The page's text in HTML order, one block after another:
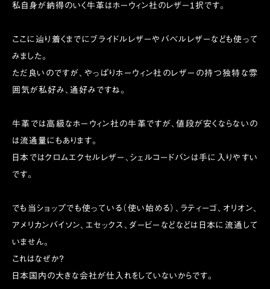
私自身が納得のいく牛革はホーウィン社のレザー1択です。
ここに辿り着くまでにブライドルレザーやバベルレザーなども使って
みました。
ただ良いのですが、やっぱりホーウィン社のレザーの持つ独特な雰
囲気が私好み、通好みですね。
牛革では高級なホーウィン社の牛革ですが、値段が安くならないの
は流通量にもあります。
日本ではクロムエクセルレザー、シェルコードバンは手に入りやすい
です。
でも当ショップでも使っている（使い始める）、ラティーゴ、オリオン、
アメリカンバイソン、エセックス、ダービーなどなどは日本に流通して
いません。
これはなぜか？
日本国内の大きな会社が仕入れをしていないからです。